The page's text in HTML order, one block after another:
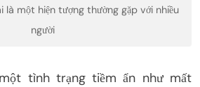
là một hiện tượng thường gặp với nhiều
người
tình trạng tiềm ẩn như mất